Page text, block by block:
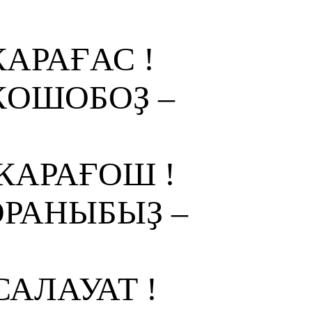
!
–
!
–
!